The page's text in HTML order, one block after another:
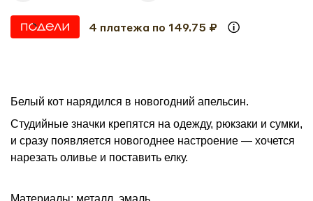
4 платежа по 149.75 ₽
Белый кот нарядился в новогодний апельсин.
Студийные значки крепятся на одежду, рюкзаки и сумки,
и сразу появляется новогоднее настроение — хочется
нарезать оливье и поставить елку.
Материалы: металл, эмаль